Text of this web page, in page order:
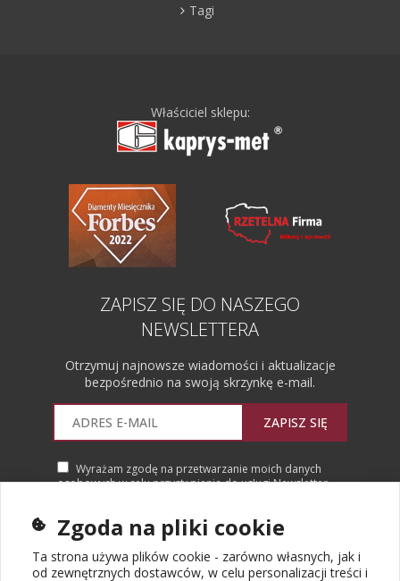
Tagi
Właściciel sklepu:
ZAPISZ SIĘ DO NASZEGO
NEWSLETTERA
Otrzymuj najnowsze wiadomości i aktualizacje
bezpośrednio na swoją skrzynkę e-mail.
ZAPISZ SIĘ
Wyrażam zgodę na przetwarzanie moich danych
osobowych w celu przystąpienia do usługi Newsletter.
Zgoda na pliki cookie
Ta strona używa plików cookie - zarówno własnych, jak i
od zewnętrznych dostawców, w celu personalizacji treści i